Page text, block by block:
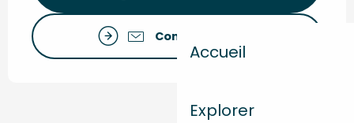
Accueil
Explorer
Contactez-nous